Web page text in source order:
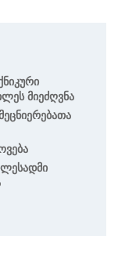
Მიეძღვნა